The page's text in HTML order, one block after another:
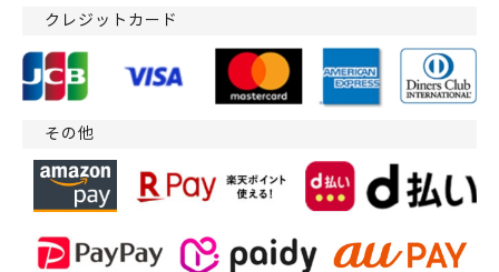
クレジットカード
その他